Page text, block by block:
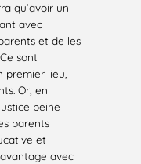
qu’avoir un
avec
et de les
sont
premier lieu,
Or, en
peine
parents
et
avec